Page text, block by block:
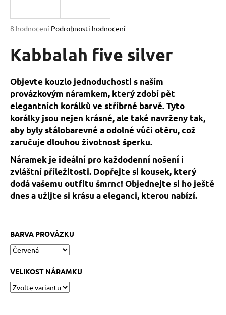
Průměrné
produktu
je
5
hvězdiček.
8 hodnocení Podrobnosti hodnocení
Kabbalah five silver
Objevte kouzlo jednoduchosti s naším
provázkovým náramkem, který zdobí pět
elegantních korálků ve stříbrné barvě. Tyto
korálky jsou nejen krásné, ale také navrženy tak,
aby byly stálobarevné a odolné vůči otěru, což
zaručuje dlouhou životnost šperku.
Náramek je ideální pro každodenní nošení i
zvláštní příležitosti. Dopřejte si kousek, který
dodá vašemu outfitu šmrnc! Objednejte si ho ještě
dnes a užijte si krásu a eleganci, kterou nabízí.
BARVA PROVÁZKU
VELIKOST NÁRAMKU
j
t
?
HLEDAT
D
o
p
o
u
j
m
e